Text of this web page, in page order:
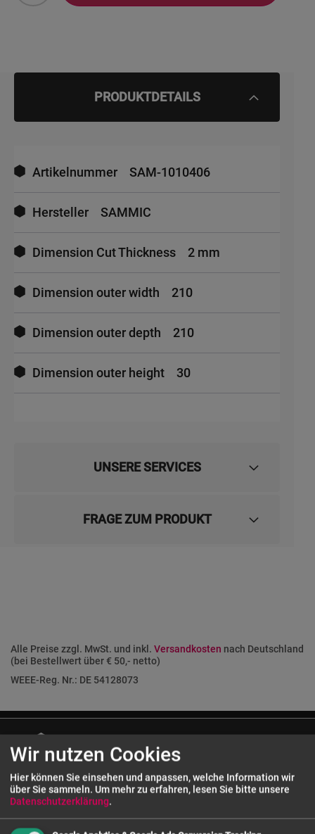
PRODUKTDETAILS
Informationen
Artikelnummer SAM-1010406
Hersteller SAMMIC
Dimension Cut Thickness 2 mm
Dimension outer width 210
Dimension outer depth 210
Dimension outer height 30
UNSERE SERVICES
FRAGE ZUM PRODUKT
Alle Preise zzgl. MwSt. und inkl. Versandkosten nach Deutschland
(bei Bestellwert über € 50,- netto)
WEEE-Reg. Nr.: DE 54128073
Wir nutzen Cookies
Hier können Sie einsehen und anpassen, welche Information wir
über Sie sammeln. Um mehr zu erfahren, lesen Sie bitte unsere
Datenschutzerklärung.